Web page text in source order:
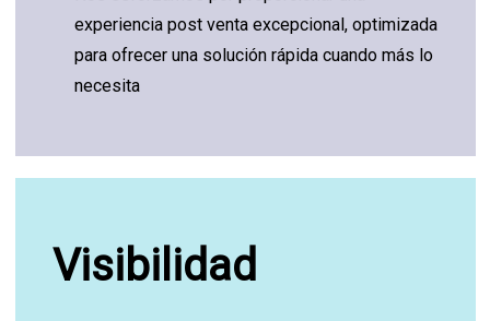
experiencia post venta excepcional, optimizada
para ofrecer una solución rápida cuando más lo
necesita
Visibilidad